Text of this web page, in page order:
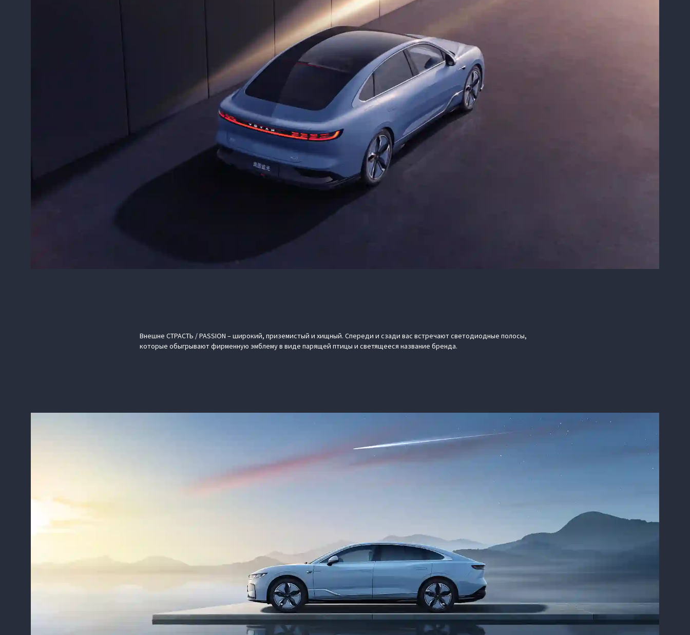
Внешне СТРАСТЬ / PASSION – широкий, приземистый и хищный. Спереди и сзади вас встречают светодиодные полосы,
которые обыгрывают фирменную эмблему в виде парящей птицы и светящееся название бренда.